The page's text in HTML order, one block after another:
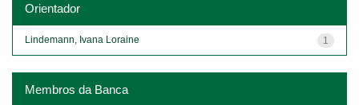
Orientador
1
Lindemann, Ivana Loraine
Membros da Banca